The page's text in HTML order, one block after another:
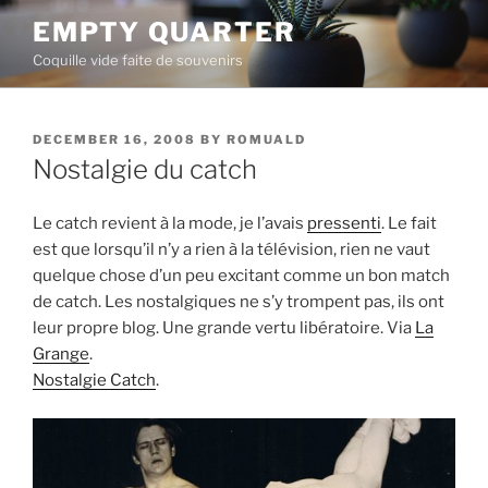
Skip
content
EMPTY QUARTER
Coquille vide faite de souvenirs
POSTED
ON
DECEMBER 16, 2008 BY ROMUALD
Nostalgie du catch
Le catch revient à la mode, je l’avais pressenti. Le fait
est que lorsqu’il n’y a rien à la télévision, rien ne vaut
quelque chose d’un peu excitant comme un bon match
de catch. Les nostalgiques ne s’y trompent pas, ils ont
leur propre blog. Une grande vertu libératoire. Via La
Grange.
Nostalgie Catch.